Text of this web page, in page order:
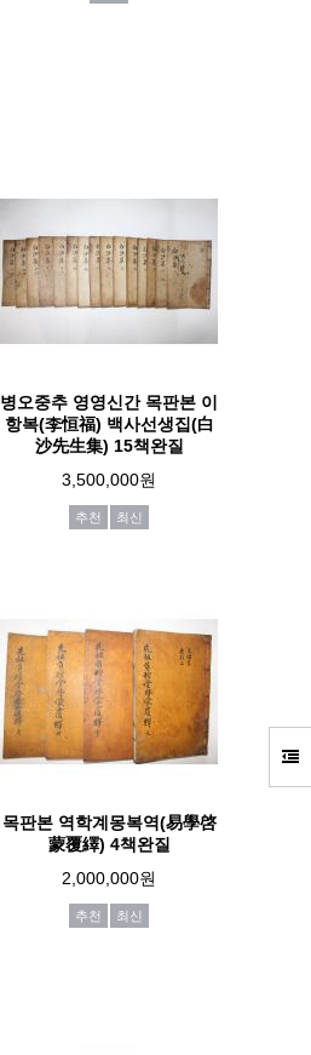
병오중추 영영신간 목판본 이
항복(李恒福) 백사선생집(白
沙先生集) 15책완질
3,500,000원
추천 최신
목판본 역학계몽복역(易學啓
蒙覆繹) 4책완질
2,000,000원
추천 최신